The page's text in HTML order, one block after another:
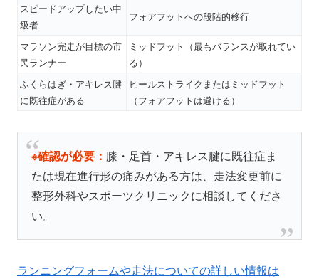
スピードアップしたい中
級者
フォアフットへの段階的移行
マラソン完走が目標の市
民ランナー
ミッドフット（最もバランスが取れてい
る）
ふくらはぎ・アキレス腱
に既往症がある
ヒールストライクまたはミッドフット
（フォアフットは避ける）
※確認が必要： 膝・足首・アキレス腱に既往症ま
たは現在進行形の痛みがある方は、走法変更前に
整形外科やスポーツクリニックに相談してくださ
い。
ランニングフォームや走法についての詳しい情報は